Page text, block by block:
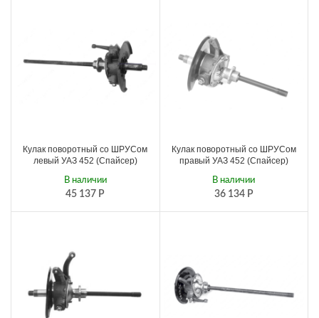
Кулак поворотный со ШРУСом
левый УАЗ 452 (Спайсер)
45 137 Р
В наличии
Кулак поворотный со ШРУСом
правый УАЗ 452 (Спайсер)
36 134 Р
В наличии